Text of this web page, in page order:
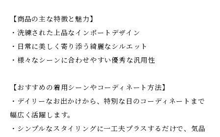
【商品の主な特徴と魅力】
・洗練された上品なインポートデザイン
・日常に美しく寄り添う綺麗なシルエット
・様々なシーンに合わせやすい優秀な汎用性
【おすすめの着用シーンやコーディネート方法】
・デイリーなお出かけから、特別な日のコーディネートまで
幅広く活躍します。
・シンプルなスタイリングに一工夫プラスするだけで、気品